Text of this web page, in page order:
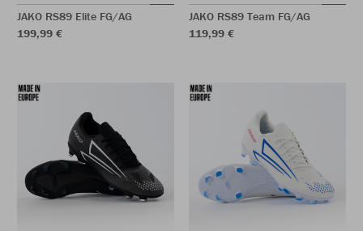
JAKO RS89 Elite FG/AG
199,99 €
JAKO RS89 Team FG/AG
119,99 €